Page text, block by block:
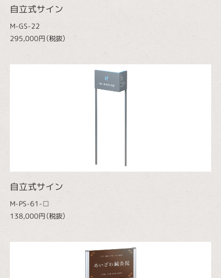
自立式サイン
M-GS-22
295,000円（税抜）
自立式サイン
M-PS-61-□
138,000円（税抜）